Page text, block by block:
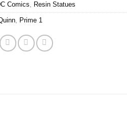
Comics, Resin Statues
, Prime 1